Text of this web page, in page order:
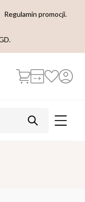
Regulamin promocji.